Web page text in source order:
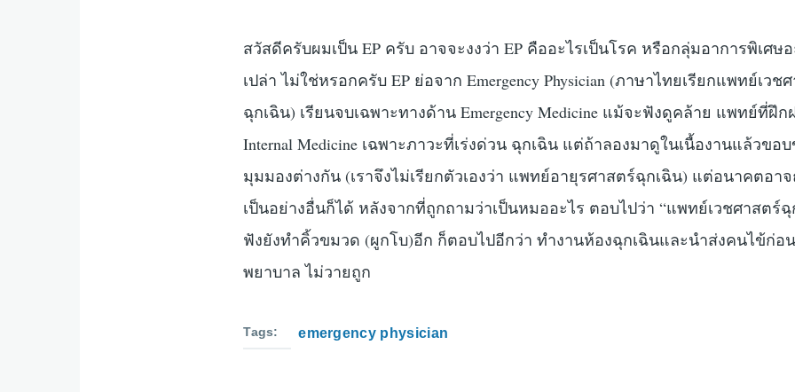
สวัสดีครับผมเป็น EP ครับ อาจจะงงว่า EP คืออะไรเป็นโรค หรือกลุ่มอาการพิเศษ
เปล่า ไม่ใช่หรอกครับ EP ย่อจาก Emergency Physician (ภาษาไทยเรียกแพทย์เวช
ฉุกเฉิน) เรียนจบเฉพาะทางด้าน Emergency Medicine แม้จะฟังดูคล้าย แพทย์ที่ฝึ
Internal Medicine เฉพาะภาวะที่เร่งด่วน ฉุกเฉิน แต่ถ้าลองมาดูในเนื้องานแล้วขอ
มุมมองต่างกัน (เราจึงไม่เรียกตัวเองว่า แพทย์อายุรศาสตร์ฉุกเฉิน) แต่อนาคตอาจ
เป็นอย่างอื่นก็ได้ หลังจากที่ถูกถามว่าเป็นหมออะไร ตอบไปว่า “แพทย์เวชศาสตร์
ฟังยังทำคิ้วขมวด (ผูกโบ)อีก ก็ตอบไปอีกว่า ทำงานห้องฉุกเฉินและนำส่งคนไข้ก่อ
พยาบาล ไม่วายถูก
Tags emergency physician